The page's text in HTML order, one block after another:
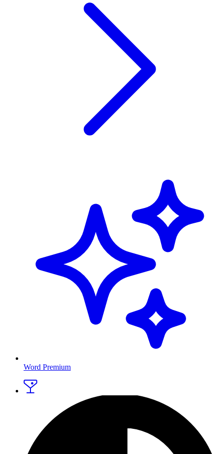
Word Premium